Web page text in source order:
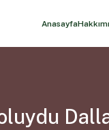
Anasayfa